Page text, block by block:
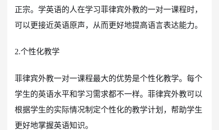
正宗。学英语的人在学习菲律宾外教的一对一课程时，
可以更接近英语原声，从而更好地提高语言表达能力。
2.个性化教学
菲律宾外教一对一课程最大的优势是个性化教学。每个
学生的英语水平和学习需求都不一样。菲律宾外教可以
根据学生的实际情况制定个性化的教学计划，帮助学生
更好地掌握英语知识。